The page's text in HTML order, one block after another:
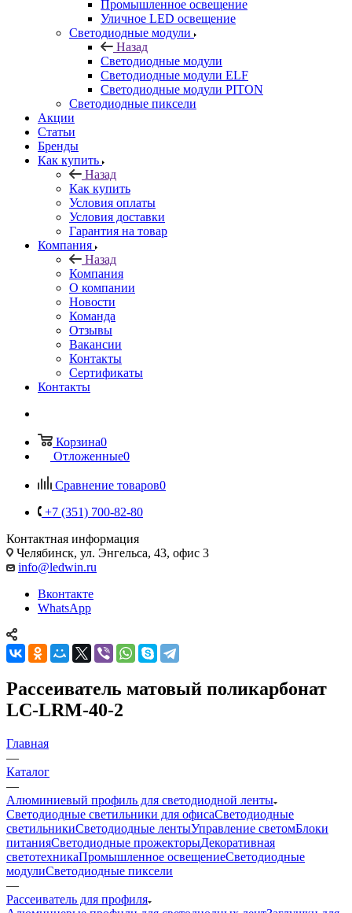
Промышленное освещение
Уличное LED освещение
Светодиодные модули
Назад
Светодиодные модули
Светодиодные модули ELF
Светодиодные модули PITON
Светодиодные пиксели
Акции
Статьи
Бренды
Как купить
Назад
Как купить
Условия оплаты
Условия доставки
Гарантия на товар
Компания
Назад
Компания
О компании
Новости
Команда
Отзывы
Вакансии
Контакты
Сертификаты
Контакты
Корзина0
Отложенные0
Сравнение товаров0
+7 (351) 700-82-80
Контактная информация
Челябинск, ул. Энгельса, 43, офис 3
info@ledwin.ru
Вконтакте
WhatsApp
Рассеиватель матовый поликарбонат
LC-LRM-40-2
Главная
—
Каталог
—
Алюминиевый профиль для светодиодной ленты
Светодиодные светильники для офисаСветодиодные
светильникиСветодиодные лентыУправление светомБлоки
питанияСветодиодные прожекторыДекоративная
светотехникаПромышленное освещениеСветодиодные
модулиСветодиодные пиксели
—
Рассеиватель для профиля